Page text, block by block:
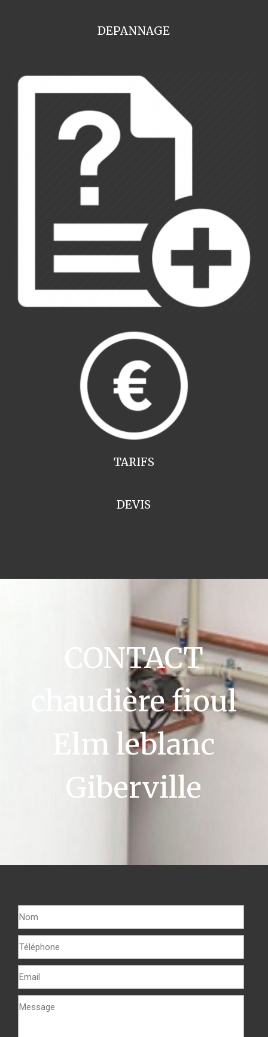
DEPANNAGE
TARIFS
DEVIS
CONTACT
chaudière fioul
Elm leblanc
Giberville